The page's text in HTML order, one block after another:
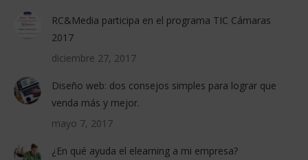
RC&Media participa en el programa TIC Cámaras
2017
diciembre 27, 2017
Diseño web: dos consejos simples para lograr que
venda más y mejor.
mayo 7, 2017
¿En qué ayuda el elearning a mi empresa?